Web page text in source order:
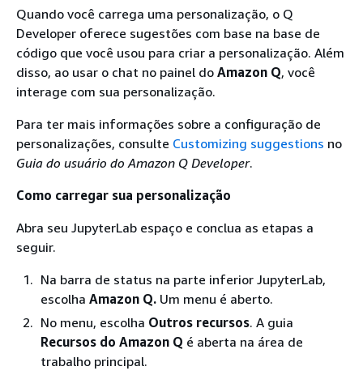
Quando você carrega uma personalização, o Q
Developer oferece sugestões com base na base de
código que você usou para criar a personalização. Além
disso, ao usar o chat no painel do Amazon Q, você
interage com sua personalização.
Para ter mais informações sobre a configuração de
personalizações, consulte Customizing suggestions no
Guia do usuário do Amazon Q Developer.
Como carregar sua personalização
Abra seu JupyterLab espaço e conclua as etapas a
seguir.
Na barra de status na parte inferior JupyterLab,
escolha Amazon Q. Um menu é aberto.
No menu, escolha Outros recursos. A guia
Recursos do Amazon Q é aberta na área de
trabalho principal.